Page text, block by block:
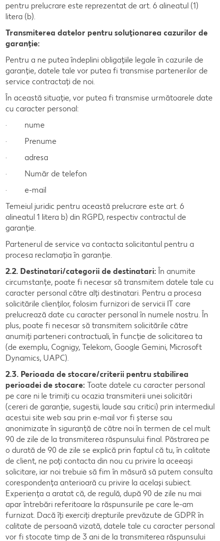
pentru prelucrare este reprezentat de art. 6 alineatul (1)
litera (b).
Transmiterea datelor pentru soluționarea cazurilor de
garanție:
Pentru a ne putea îndeplini obligațiile legale în cazurile de
garanție, datele tale vor putea fi transmise partenerilor de
service contractați de noi.
În această situație, vor putea fi transmise următoarele date
cu caracter personal:
· nume
· Prenume
· adresa
· Număr de telefon
· e-mail
Temeiul juridic pentru această prelucrare este art. 6
alineatul 1 litera b) din RGPD, respectiv contractul de
garanție.
Partenerul de service va contacta solicitantul pentru a
procesa reclamația în garanție.
2.2. Destinatari/categorii de destinatari: În anumite
circumstanțe, poate fi necesar să transmitem datele tale cu
caracter personal către alți destinatari. Pentru a procesa
solicitările clienților, folosim furnizori de servicii IT care
prelucrează date cu caracter personal în numele nostru. În
plus, poate fi necesar să transmitem solicitările către
anumiți parteneri contractuali, în funcție de solicitarea ta
(de exemplu, Cognigy, Telekom, Google Gemini, Microsoft
Dynamics, UAPC).
2.3. Perioada de stocare/criterii pentru stabilirea
perioadei de stocare: Toate datele cu caracter personal
pe care ni le trimiți cu ocazia transmiterii unei solicitări
(cereri de garanție, sugestii, laude sau critici) prin intermediul
acestui site web sau prin e-mail vor fi șterse sau
anonimizate în siguranță de către noi în termen de cel mult
90 de zile de la transmiterea răspunsului final. Păstrarea pe
o durată de 90 de zile se explică prin faptul că tu, în calitate
de client, ne poți contacta din nou cu privire la aceeași
solicitare, iar noi trebuie să fim în măsură să putem consulta
corespondența anterioară cu privire la același subiect.
Experiența a aratat că, de regulă, după 90 de zile nu mai
apar întrebări referitoare la răspunsurile pe care le-am
furnizat. Dacă îți exerciți drepturile prevăzute de GDPR în
calitate de persoană vizată, datele tale cu caracter personal
vor fi stocate timp de 3 ani de la transmiterea răspunsului